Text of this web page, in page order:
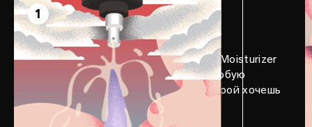
1 Прелюдия
Нанеси лубрикант LELO Personal Moisturizer
на самый кончик LELO DOT™ и любую
внешнюю эрогенную зону, на которой хочешь
сосредоточиться.